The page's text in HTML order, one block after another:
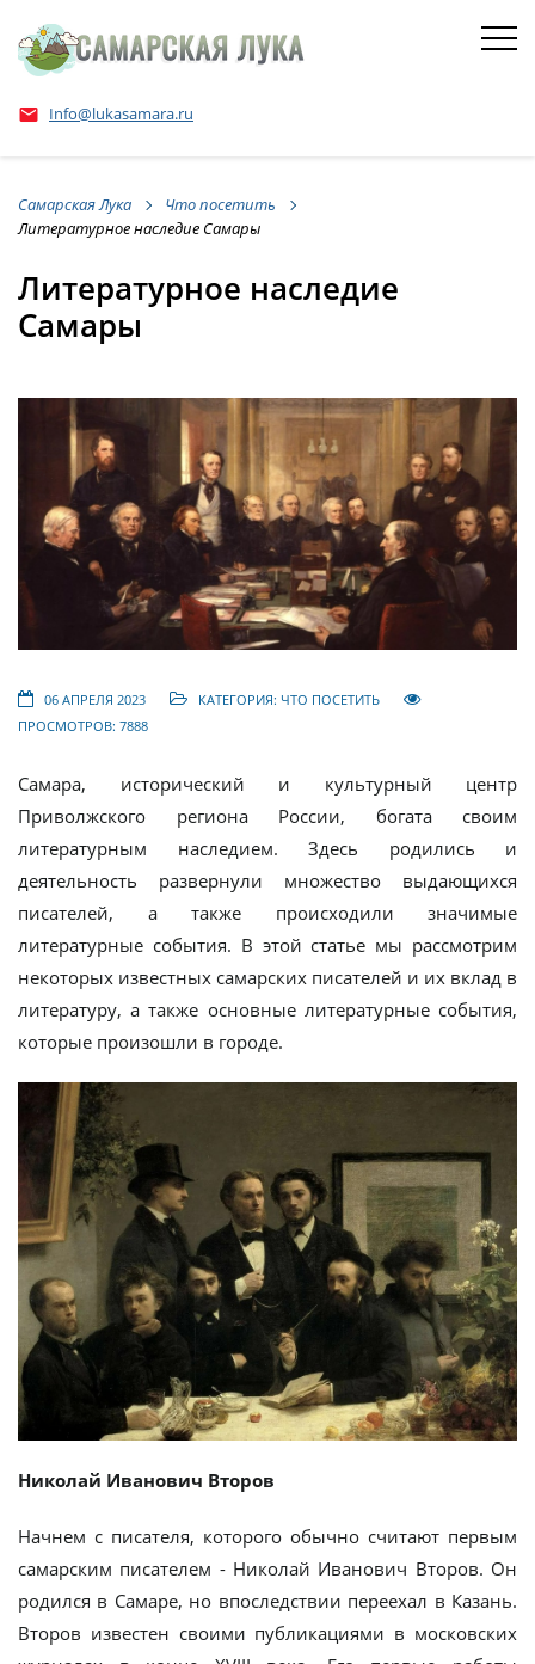
email Info@lukasamara.ru
Самарская Лука
Что посетить
Литературное наследие Самары
Литературное наследие
Самары
06 АПРЕЛЯ 2023 КАТЕГОРИЯ: ЧТО ПОСЕТИТЬ
ПРОСМОТРОВ: 7888
Самара, исторический и культурный центр
Приволжского региона России, богата своим
литературным наследием. Здесь родились и
деятельность развернули множество выдающихся
писателей, а также происходили значимые
литературные события. В этой статье мы рассмотрим
некоторых известных самарских писателей и их вклад в
литературу, а также основные литературные события,
которые произошли в городе.
Николай Иванович Второв
Начнем с писателя, которого обычно считают первым
самарским писателем - Николай Иванович Второв. Он
родился в Самаре, но впоследствии переехал в Казань.
Второв известен своими публикациями в московских